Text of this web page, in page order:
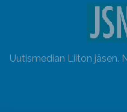
Uutismedian Liiton jäsen.